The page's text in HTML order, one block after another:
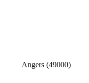
Angers (49000)